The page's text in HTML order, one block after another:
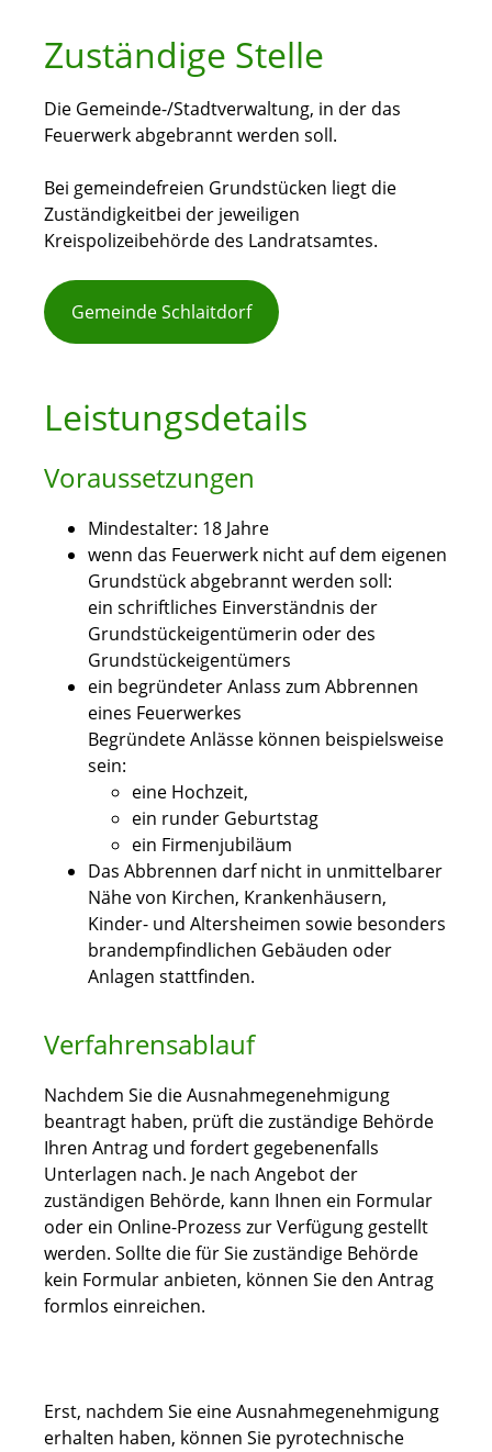
Zuständige Stelle
Die Gemeinde-/Stadtverwaltung, in der das
Feuerwerk abgebrannt werden soll.
Bei gemeindefreien Grundstücken liegt die
Zuständigkeitbei der jeweiligen
Kreispolizeibehörde des Landratsamtes.
Gemeinde Schlaitdorf
Leistungsdetails
Voraussetzungen
Mindestalter: 18 Jahre
wenn das Feuerwerk nicht auf dem eigenen
Grundstück abgebrannt werden soll:
ein schriftliches Einverständnis der
Grundstückeigentümerin oder des
Grundstückeigentümers
ein begründeter Anlass zum Abbrennen
eines Feuerwerkes
Begründete Anlässe können beispielsweise
sein:
eine Hochzeit,
ein runder Geburtstag
ein Firmenjubiläum
Das Abbrennen darf nicht in unmittelbarer
Nähe von Kirchen, Krankenhäusern,
Kinder- und Altersheimen sowie besonders
brandempfindlichen Gebäuden oder
Anlagen stattfinden.
Verfahrensablauf
Nachdem Sie die Ausnahmegenehmigung
beantragt haben, prüft die zuständige Behörde
Ihren Antrag und fordert gegebenenfalls
Unterlagen nach. Je nach Angebot der
zuständigen Behörde, kann Ihnen ein Formular
oder ein Online-Prozess zur Verfügung gestellt
werden. Sollte die für Sie zuständige Behörde
kein Formular anbieten, können Sie den Antrag
formlos einreichen.
Erst, nachdem Sie eine Ausnahmegenehmigung
erhalten haben, können Sie pyrotechnische